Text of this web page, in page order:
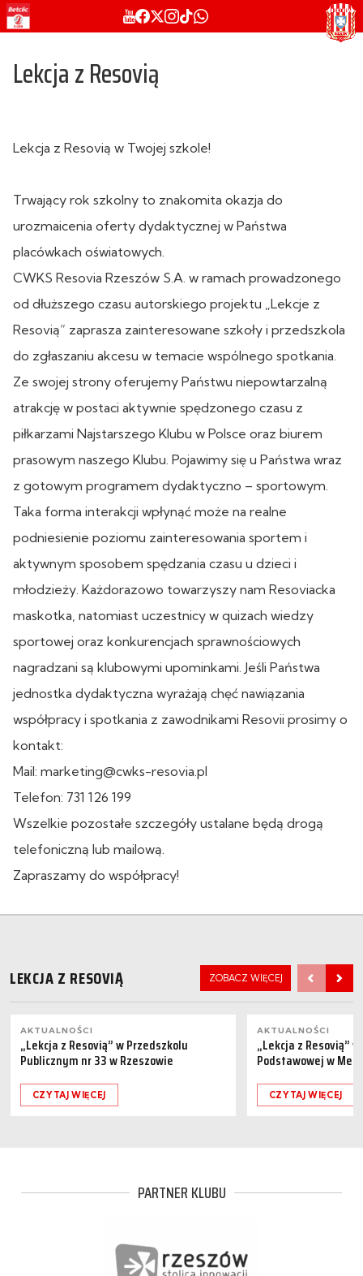
Lekcja z Resovią
Lekcja z Resovią w Twojej szkole!
Trwający rok szkolny to znakomita okazja do
urozmaicenia oferty dydaktycznej w Państwa
placówkach oświatowych.
CWKS Resovia Rzeszów S.A. w ramach prowadzonego
od dłuższego czasu autorskiego projektu „Lekcje z
Resovią” zaprasza zainteresowane szkoły i przedszkola
do zgłaszaniu akcesu w temacie wspólnego spotkania.
Ze swojej strony oferujemy Państwu niepowtarzalną
atrakcję w postaci aktywnie spędzonego czasu z
piłkarzami Najstarszego Klubu w Polsce oraz biurem
prasowym naszego Klubu. Pojawimy się u Państwa wraz
z gotowym programem dydaktyczno – sportowym.
Taka forma interakcji wpłynąć może na realne
podniesienie poziomu zainteresowania sportem i
aktywnym sposobem spędzania czasu u dzieci i
młodzieży. Każdorazowo towarzyszy nam Resoviacka
maskotka, natomiast uczestnicy w quizach wiedzy
sportowej oraz konkurencjach sprawnościowych
nagradzani są klubowymi upominkami. Jeśli Państwa
jednostka dydaktyczna wyrażają chęć nawiązania
współpracy i spotkania z zawodnikami Resovii prosimy o
kontakt:
Mail: marketing@cwks-resovia.pl
Telefon: 731 126 199
Wszelkie pozostałe szczegóły ustalane będą drogą
telefoniczną lub mailową.
Zapraszamy do współpracy!
LEKCJA Z RESOVIĄ ZOBACZ WIĘCEJ
AKTUALNOŚCI
„Lekcja z Resovią” w Przedszkolu
Publicznym nr 33 w Rzeszowie
CZYTAJ WIĘCEJ
AKTUALNOŚCI
„Lekcja z Resovią”
Podstawowej w
CZYTAJ WIĘCEJ
PARTNER KLUBU